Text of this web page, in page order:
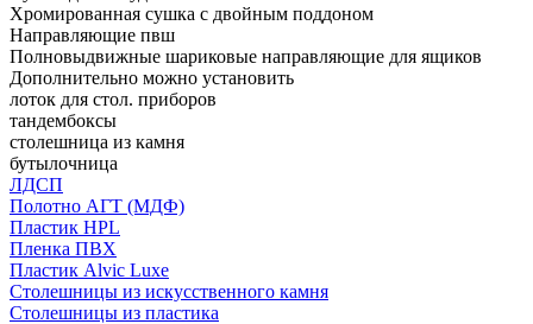
Хромированная сушка с двойным поддоном
Направляющие пвш
Полновыдвижные шариковые направляющие для ящиков
Дополнительно можно установить
лоток для стол. приборов
тандембоксы
столешница из камня
бутылочница
ЛДСП
Полотно АГТ (МДФ)
Пластик HPL
Пленка ПВХ
Пластик Alvic Luxe
Столешницы из искусственного камня
Столешницы из пластика